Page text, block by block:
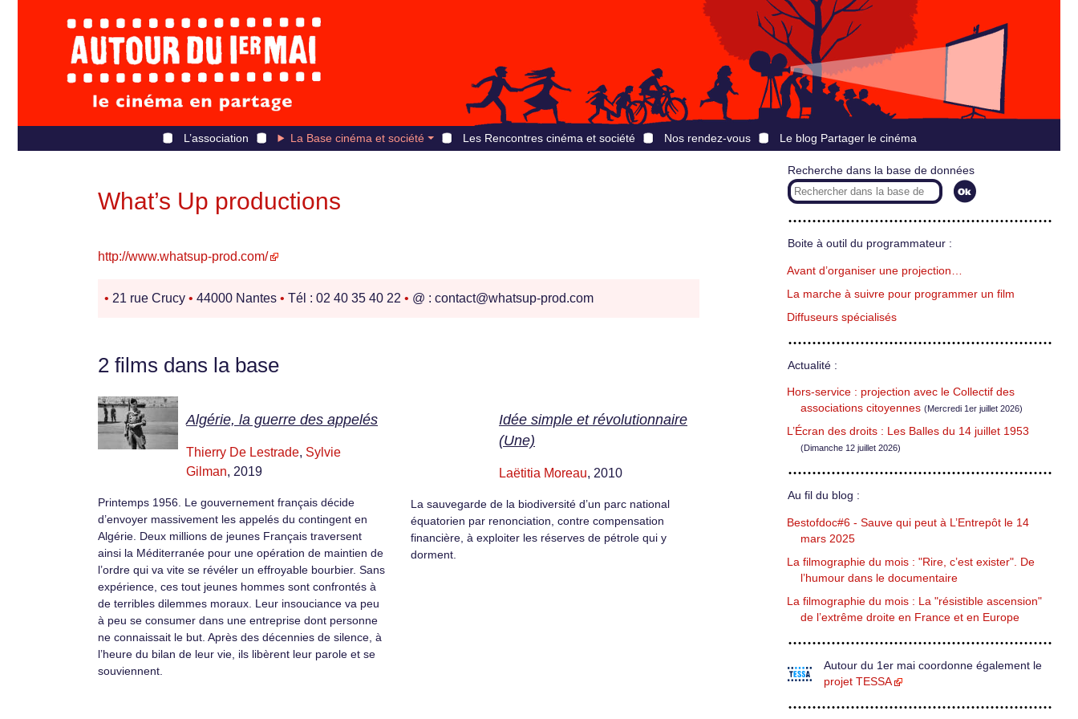
L’association La Base cinéma et société Les Rencontres cinéma et société Nos rendez-vous Le blog Partager le cinéma
What’s Up productions
http://www.whatsup-prod.com/
• 21 rue Crucy • 44000 Nantes • Tél : 02 40 35 40 22 • @ : contact@whatsup-prod.com
2 films dans la base
Algérie, la guerre des appelés
Thierry De Lestrade, Sylvie
Gilman, 2019
Printemps 1956. Le gouvernement français décide
d’envoyer massivement les appelés du contingent en
Algérie. Deux millions de jeunes Français traversent
ainsi la Méditerranée pour une opération de maintien de
l’ordre qui va vite se révéler un effroyable bourbier. Sans
expérience, ces tout jeunes hommes sont confrontés à
de terribles dilemmes moraux. Leur insouciance va peu
à peu se consumer dans une entreprise dont personne
ne connaissait le but. Après des décennies de silence, à
l’heure du bilan de leur vie, ils libèrent leur parole et se
souviennent.
Idée simple et révolutionnaire
(Une)
Laëtitia Moreau, 2010
La sauvegarde de la biodiversité d’un parc national
équatorien par renonciation, contre compensation
financière, à exploiter les réserves de pétrole qui y
dorment.
Recherche dans la base de données
Boite à outil du programmateur :
Avant d’organiser une projection…
La marche à suivre pour programmer un film
Diffuseurs spécialisés
Actualité :
Hors-service : projection avec le Collectif des
associations citoyennes (Mercredi 1er juillet 2026)
L’Écran des droits : Les Balles du 14 juillet 1953
(Dimanche 12 juillet 2026)
Au fil du blog :
Bestofdoc#6 - Sauve qui peut à L’Entrepôt le 14
mars 2025
La filmographie du mois : "Rire, c’est exister". De
l’humour dans le documentaire
La filmographie du mois : La "résistible ascension"
de l’extrême droite en France et en Europe
Autour du 1er mai coordonne également le
projet TESSA